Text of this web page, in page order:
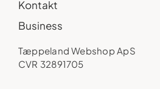
Kontakt
Business
Tæppeland Webshop ApS
CVR 32891705